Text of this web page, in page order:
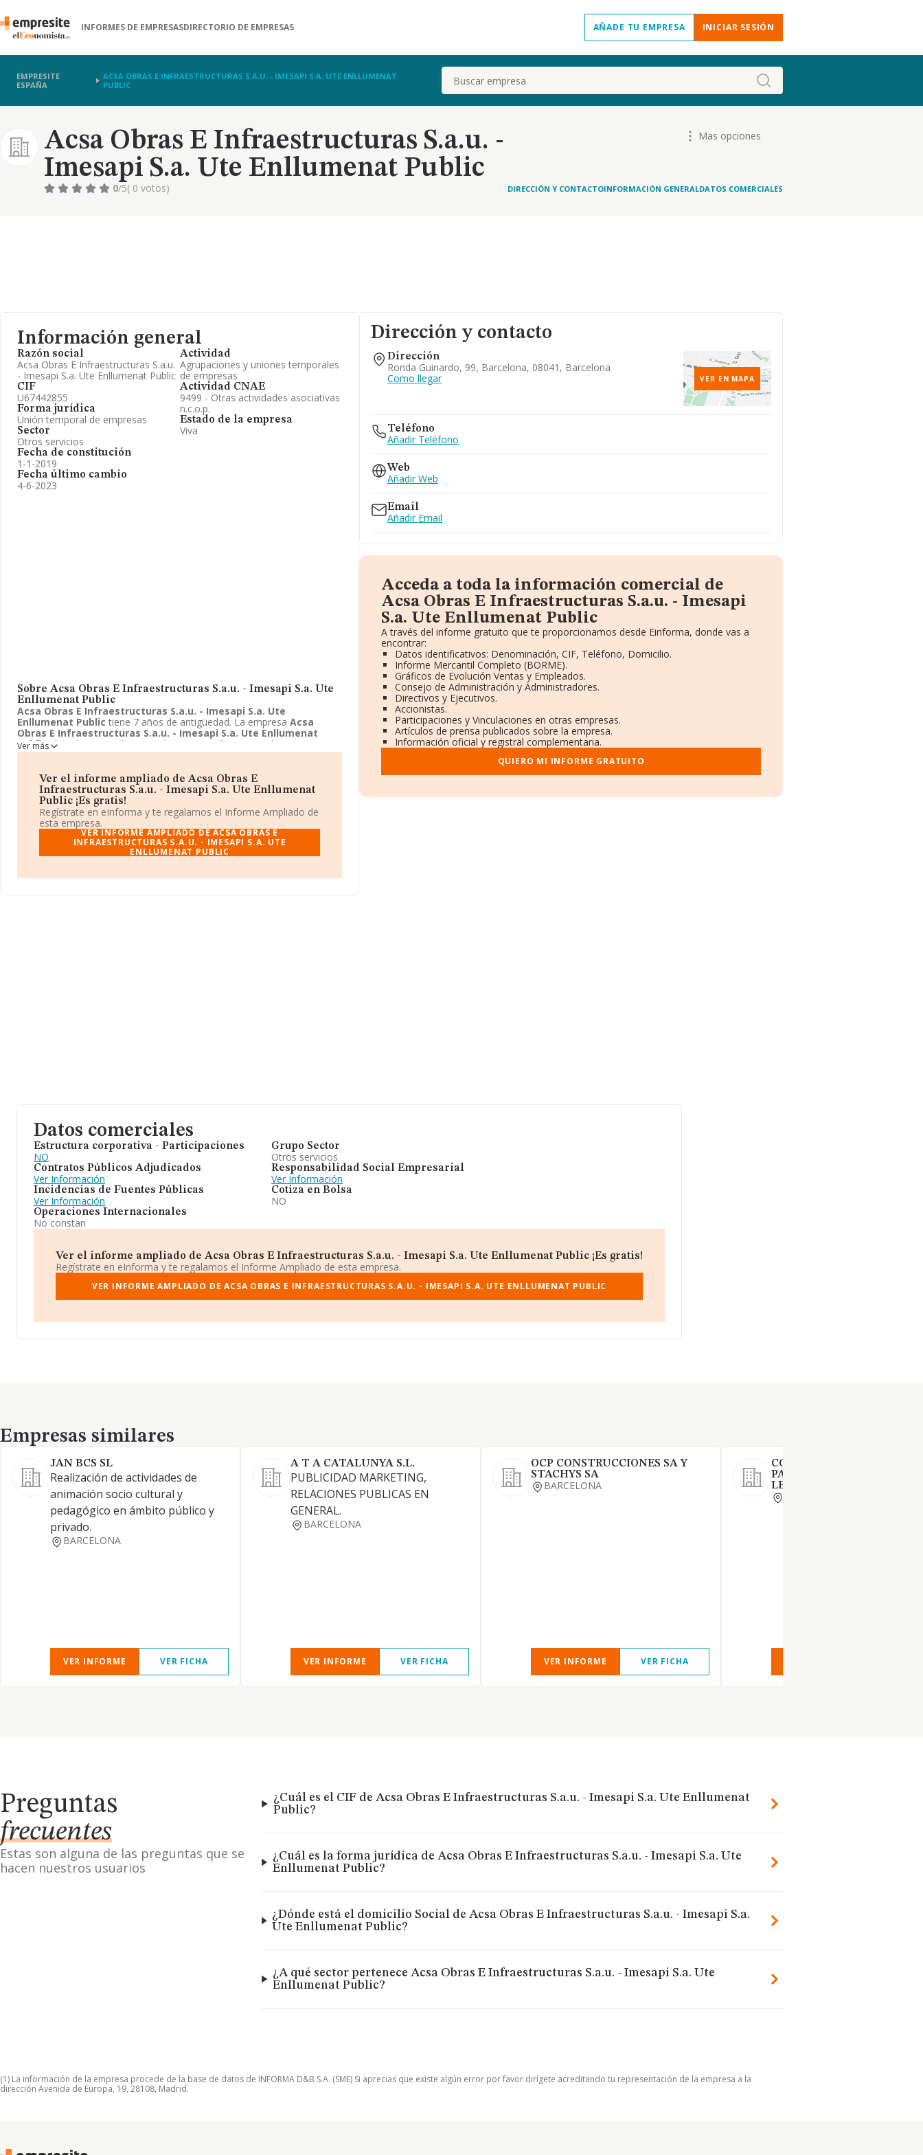
INFORMES DE EMPRESASDIRECTORIO DE EMPRESAS AÑADE TU EMPRESA INICIAR SESIÓN
EMPRESITE
ESPAÑA
ACSA OBRAS E INFRAESTRUCTURAS S.A.U. - IMESAPI S.A. UTE ENLLUMENAT
PUBLIC
Buscar
Acsa Obras E Infraestructuras S.a.u. -
Imesapi S.a. Ute Enllumenat Public
Mas opciones
0/5( 0 votos) DIRECCIÓN Y CONTACTOINFORMACIÓN GENERALDATOS COMERCIALES
Información general
Razón social
Acsa Obras E Infraestructuras S.a.u.
- Imesapi S.a. Ute Enllumenat Public
CIF
U67442855
Forma jurídica
Unión temporal de empresas
Sector
Otros servicios
Fecha de constitución
1-1-2019
Fecha último cambio
4-6-2023
Actividad
Agrupaciones y uniones temporales
de empresas
Actividad CNAE
9499 - Otras actividades asociativas
n.c.o.p.
Estado de la empresa
Viva
Sobre Acsa Obras E Infraestructuras S.a.u. - Imesapi S.a. Ute
Enllumenat Public
Acsa Obras E Infraestructuras S.a.u. - Imesapi S.a. Ute
Enllumenat Public tiene 7 años de antigüedad. La empresa Acsa
Obras E Infraestructuras S.a.u. - Imesapi S.a. Ute Enllumenat
Publicubicada en Ronda Guinardo, 99, Barcelona, Barcelona. Su
actividad CNAE está definida como 9499 - Otras actividades asociativas
Imesapi S.a. Ute Enllumenat Public es Unión temporal de empresas.
Ver más
Ver el informe ampliado de Acsa Obras E
Infraestructuras S.a.u. - Imesapi S.a. Ute Enllumenat
Public ¡Es gratis!
Regístrate en eInforma y te regalamos el Informe Ampliado de
esta empresa.
VER INFORME AMPLIADO DE ACSA OBRAS E
INFRAESTRUCTURAS S.A.U. - IMESAPI S.A. UTE
ENLLUMENAT PUBLIC
Dirección y contacto
Dirección
Ronda Guinardo, 99, Barcelona, 08041, Barcelona
Como llegar
VER EN MAPA
Teléfono
Añadir Teléfono
Web
Añadir Web
Email
Añadir Email
Acceda a toda la información comercial de
Acsa Obras E Infraestructuras S.a.u. - Imesapi
S.a. Ute Enllumenat Public
A través del informe gratuito que te proporcionamos desde Einforma, donde vas a
encontrar:
Datos identificativos: Denominación, CIF, Teléfono, Domicilio.
Informe Mercantil Completo (BORME).
Gráficos de Evolución Ventas y Empleados.
Consejo de Administración y Administradores.
Directivos y Ejecutivos.
Accionistas.
Participaciones y Vinculaciones en otras empresas.
Artículos de prensa publicados sobre la empresa.
Información oficial y registral complementaria.
QUIERO MI INFORME GRATUITO
Datos comerciales
Estructura corporativa - Participaciones
NO
Contratos Públicos Adjudicados
Ver Información
Incidencias de Fuentes Públicas
Ver Información
Operaciones Internacionales
No constan
Grupo Sector
Otros servicios
Responsabilidad Social Empresarial
Ver Información
Cotiza en Bolsa
NO
Ver el informe ampliado de Acsa Obras E Infraestructuras S.a.u. - Imesapi S.a. Ute Enllumenat Public ¡Es gratis!
Regístrate en eInforma y te regalamos el Informe Ampliado de esta empresa.
VER INFORME AMPLIADO DE ACSA OBRAS E INFRAESTRUCTURAS S.A.U. - IMESAPI S.A. UTE ENLLUMENAT PUBLIC
Empresas similares
Empresas similares
JAN BCS SL
Realización de actividades de
animación socio cultural y
pedagógico en ámbito público y
privado.
BARCELONA
VER INFORME VER FICHA
A T A CATALUNYA S.L.
PUBLICIDAD MARKETING,
RELACIONES PUBLICAS EN
GENERAL.
BARCELONA
VER INFORME VER FICHA
OCP CONSTRUCCIONES SA Y
STACHYS SA
BARCELONA
VER INFORME VER FICHA
CONST.RUBAU SA-
PAVIMENTOS SA-COPISA
LEY 18 / 82 Y 12 / 91
Preguntas
frecuentes
Estas son alguna de las preguntas que se
hacen nuestros usuarios
¿Cuál es el CIF de Acsa Obras E Infraestructuras S.a.u. - Imesapi S.a. Ute Enllumenat
Public?
¿Cuál es la forma jurídica de Acsa Obras E Infraestructuras S.a.u. - Imesapi S.a. Ute
Enllumenat Public?
¿Dónde está el domicilio Social de Acsa Obras E Infraestructuras S.a.u. - Imesapi S.a.
Ute Enllumenat Public?
¿A qué sector pertenece Acsa Obras E Infraestructuras S.a.u. - Imesapi S.a. Ute
Enllumenat Public?
(1) La información de la empresa procede de la base de datos de INFORMA D&B S.A. (SME) Si aprecias que existe algún error por favor dirígete acreditando tu representación de la empresa a la
dirección Avenida de Europa, 19, 28108, Madrid.